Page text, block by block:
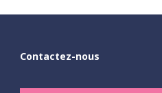
Contactez-nous